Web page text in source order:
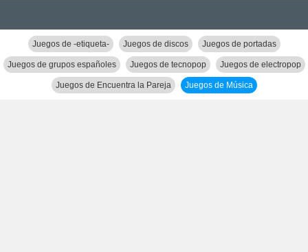
Juegos de -etiqueta- Juegos de discos Juegos de portadas
Juegos de grupos españoles Juegos de tecnopop Juegos de electropop
Juegos de Encuentra la Pareja Juegos de Música